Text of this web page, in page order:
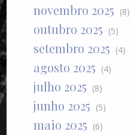
novembro 2025 (8)
outubro 2025 (5)
setembro 2025 (4)
agosto 2025 (4)
julho 2025 (8)
junho 2025 (5)
maio 2025 (6)